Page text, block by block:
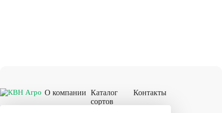
О компании Каталог
сортов
Контакты